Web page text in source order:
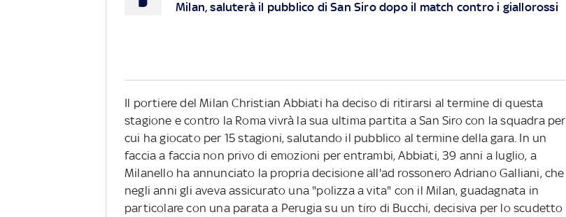
Milan, saluterà il pubblico di San Siro dopo il match contro i giallorossi
Il portiere del Milan Christian Abbiati ha deciso di ritirarsi al termine di questa
stagione e contro la Roma vivrà la sua ultima partita a San Siro con la squadra per
cui ha giocato per 15 stagioni, salutando il pubblico al termine della gara. In un
faccia a faccia non privo di emozioni per entrambi, Abbiati, 39 anni a luglio, a
Milanello ha annunciato la propria decisione all'ad rossonero Adriano Galliani, che
negli anni gli aveva assicurato una "polizza a vita" con il Milan, guadagnata in
particolare con una parata a Perugia su un tiro di Bucchi, decisiva per lo scudetto